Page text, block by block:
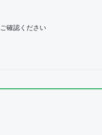
確認ください